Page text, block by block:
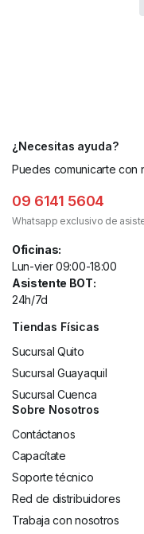
¿Necesitas ayuda?
Puedes comunicarte con
09 6141 5604
Whatsapp exclusivo de
Oficinas:
Lun-vier 09:00-18:00
Asistente BOT:
24h/7d
Tiendas Físicas
Sucursal Quito
Sucursal Guayaquil
Sucursal Cuenca
Sobre Nosotros
Contáctanos
Capacítate
Soporte técnico
Red de distribuidores
Trabaja con nosotros